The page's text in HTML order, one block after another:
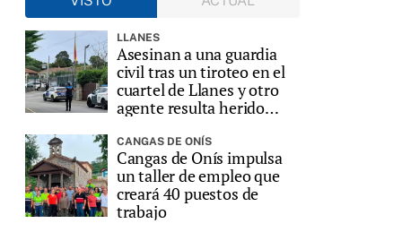
LLANES
Asesinan a una guardia
civil tras un tiroteo en el
cuartel de Llanes y otro
agente resulta herido
CANGAS DE ONÍS
Cangas de Onís impulsa
un taller de empleo que
creará 40 puestos de
trabajo